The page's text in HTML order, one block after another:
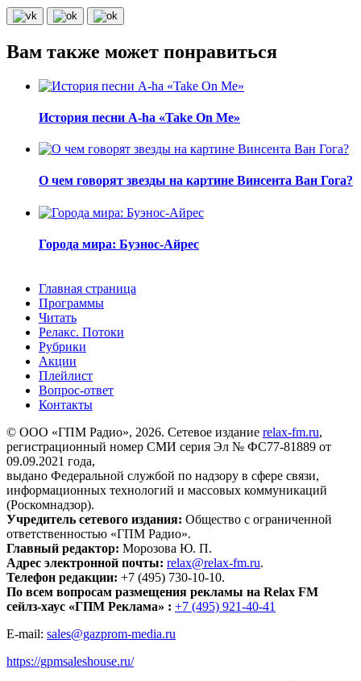
Вам также может понравиться
История песни A-ha «Take On Me»
О чем говорят звезды на картине Винсента Ван Гога?
Города мира: Буэнос-Айрес
Главная страница
Программы
Читать
Релакс. Потоки
Рубрики
Акции
Плейлист
Вопрос-ответ
Контакты
© ООО «ГПМ Радио», 2026. Сетевое издание relax-fm.ru,
регистрационный номер СМИ серия Эл № ФС77-81889 от
09.09.2021 года,
выдано Федеральной службой по надзору в сфере связи,
информационных технологий и массовых коммуникаций
(Роскомнадзор).
Учредитель сетевого издания: Общество с ограниченной
ответственностью «ГПМ Радио».
Главный редактор: Морозова Ю. П.
Адрес электронной почты: relax@relax-fm.ru.
Телефон редакции: +7 (495) 730-10-10.
По всем вопросам размещения рекламы на Relax FM
сейлз-хаус «ГПМ Реклама» : +7 (495) 921-40-41
E-mail: sales@gazprom-media.ru
https://gpmsaleshouse.ru/